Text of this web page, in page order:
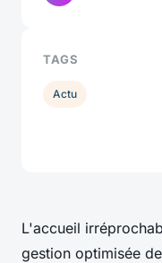
L'accueil
gestion optimisée
TAGS
Actu